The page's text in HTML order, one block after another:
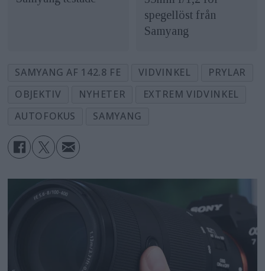
spegellöst från
Samyang
SAMYANG AF 142.8 FE VIDVINKEL
PRYLAR
OBJEKTIV
NYHETER
EXTREM VIDVINKEL
AUTOFOKUS
SAMYANG